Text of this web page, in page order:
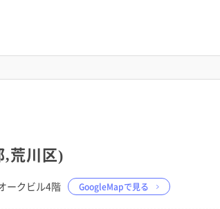
,荒川区)
ークビル4階 GoogleMapで見る